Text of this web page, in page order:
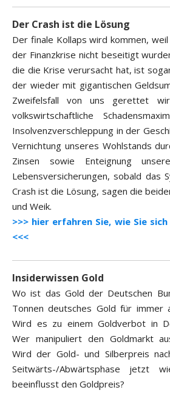
Der Crash ist die Lösung
Der finale Kollaps wird kommen,
der Finanzkrise nicht beseitigt
die die Krise verursacht hat, ist
der wieder mit gigantischen
Zweifelsfall von uns gerettet
volkswirtschaftliche
Insolvenzverschleppung in der
Vernichtung unseres Wohlstands
Zinsen sowie Enteignung
Lebensversicherungen, sobald das
Crash ist die Lösung, sagen die
und Weik.
>>> hier erfahren Sie, wie Sie
<<<
Insiderwissen Gold
Wo ist das Gold der Deutschen
Tonnen deutsches Gold für immer
Wird es zu einem Goldverbot in
Wer manipuliert den Goldmarkt
Wird der Gold- und Silberpreis
Seitwärts-/Abwärtsphase jetzt
beeinflusst den Goldpreis?